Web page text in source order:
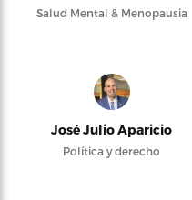
Salud Mental & Menopausia
José Julio Aparicio
Política y derecho